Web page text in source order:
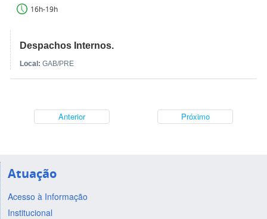
16h-19h
Despachos Internos.
Local: GAB/PRE
Anterior Próximo
Atuação
Acesso à Informação
Institucional